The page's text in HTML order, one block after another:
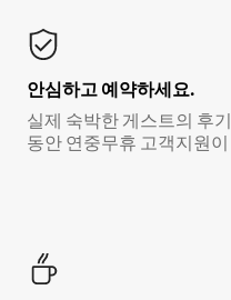
안심하고 예약하세요.
실제 숙박한 게스트의 후
동안 연중무휴 고객지원